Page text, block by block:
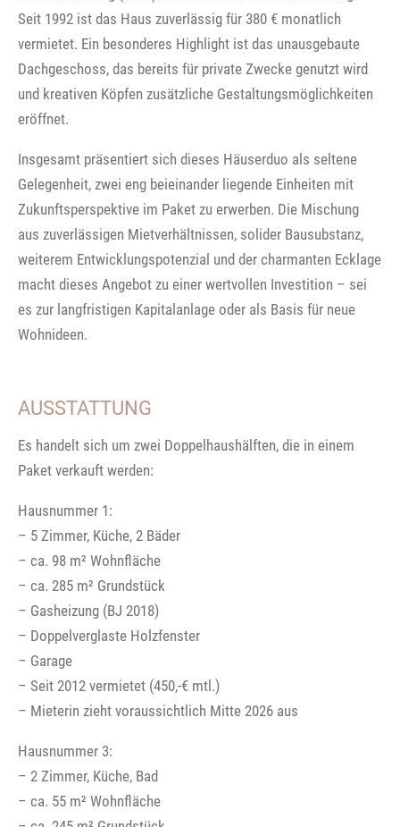
Seit 1992 ist das Haus zuverlässig für 380 € monatlich
vermietet. Ein besonderes Highlight ist das unausgebaute
Dachgeschoss, das bereits für private Zwecke genutzt wird
und kreativen Köpfen zusätzliche Gestaltungsmöglichkeiten
eröffnet.
Insgesamt präsentiert sich dieses Häuserduo als seltene
Gelegenheit, zwei eng beieinander liegende Einheiten mit
Zukunftsperspektive im Paket zu erwerben. Die Mischung
aus zuverlässigen Mietverhältnissen, solider Bausubstanz,
weiterem Entwicklungspotenzial und der charmanten Ecklage
macht dieses Angebot zu einer wertvollen Investition – sei
es zur langfristigen Kapitalanlage oder als Basis für neue
Wohnideen.
AUSSTATTUNG
Es handelt sich um zwei Doppelhaushälften, die in einem
Paket verkauft werden:
Hausnummer 1:
– 5 Zimmer, Küche, 2 Bäder
– ca. 98 m² Wohnfläche
– ca. 285 m² Grundstück
– Gasheizung (BJ 2018)
– Doppelverglaste Holzfenster
– Garage
– Seit 2012 vermietet (450,-€ mtl.)
– Mieterin zieht voraussichtlich Mitte 2026 aus
Hausnummer 3:
– 2 Zimmer, Küche, Bad
– ca. 55 m² Wohnfläche